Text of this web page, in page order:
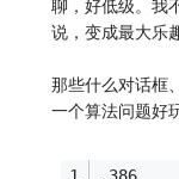
聊，好低级。我
说，变成最大乐
那些什么对话框
一个算法问题好